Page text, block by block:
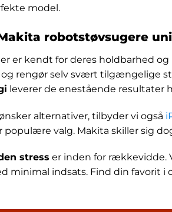
model.
robotstøvsugere
er kendt for deres holdbarhed
rengør selv svært tilgængelige
leverer de enestående resultater
alternativer, tilbyder vi også
populære valg. Makita skiller sig
stress er inden for rækkevidde.
minimal indsats. Find din favorit i